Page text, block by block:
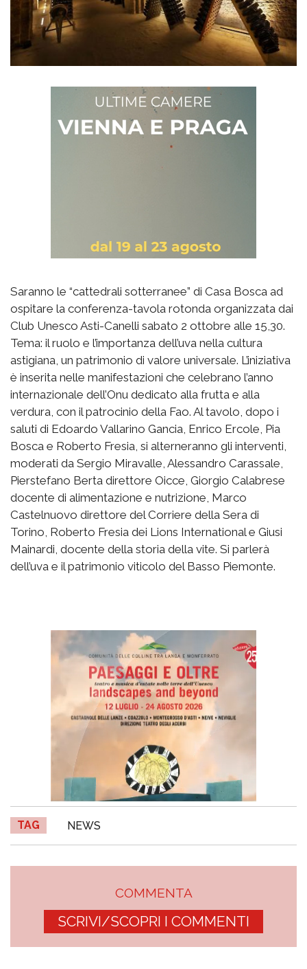
Saranno le “cattedrali sotterranee” di Casa Bosca ad
ospitare la conferenza-tavola rotonda organizzata dai
Club Unesco Asti-Canelli sabato 2 ottobre alle 15,30.
Tema: il ruolo e l’importanza dell’uva nella cultura
astigiana, un patrimonio di valore universale. L’iniziativa
è inserita nelle manifestazioni che celebrano l’anno
internazionale dell’Onu dedicato alla frutta e alla
verdura, con il patrocinio della Fao. Al tavolo, dopo i
saluti di Edoardo Vallarino Gancia, Enrico Ercole, Pia
Bosca e Roberto Fresia, si alterneranno gli interventi,
moderati da Sergio Miravalle, Alessandro Carassale,
Pierstefano Berta direttore Oicce, Giorgio Calabrese
docente di alimentazione e nutrizione, Marco
Castelnuovo direttore del Corriere della Sera di
Torino, Roberto Fresia dei Lions International e Giusi
Mainardi, docente della storia della vite. Si parlerà
dell’uva e il patrimonio viticolo del Basso Piemonte.
TAG NEWS
COMMENTA
SCRIVI/SCOPRI I COMMENTI